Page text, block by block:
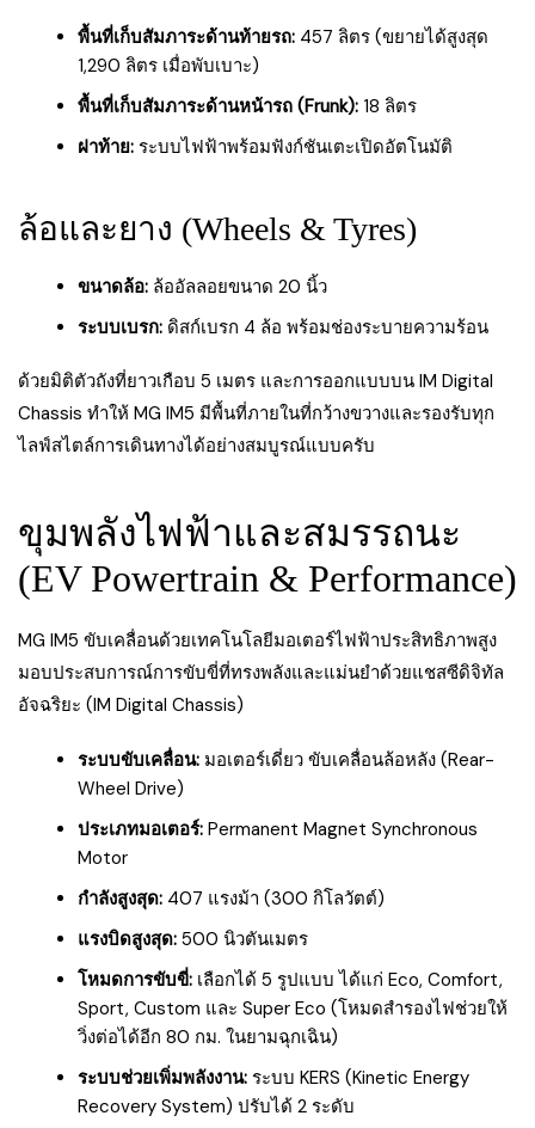
พื้นที่เก็บสัมภาระด้านท้ายรถ: 457 ลิตร (ขยายได้สูงสุด
1,290 ลิตร เมื่อพับเบาะ)
พื้นที่เก็บสัมภาระด้านหน้ารถ (Frunk): 18 ลิตร
ฝาท้าย: ระบบไฟฟ้าพร้อมฟังก์ชันเตะเปิดอัตโนมัติ
ล้อและยาง (Wheels & Tyres)
ขนาดล้อ: ล้ออัลลอยขนาด 20 นิ้ว
ระบบเบรก: ดิสก์เบรก 4 ล้อ พร้อมช่องระบายความร้อน
ด้วยมิติตัวถังที่ยาวเกือบ 5 เมตร และการออกแบบบน IM Digital
Chassis ทำให้ MG IM5 มีพื้นที่ภายในที่กว้างขวางและรองรับทุก
ไลฟ์สไตล์การเดินทางได้อย่างสมบูรณ์แบบครับ
ขุมพลังไฟฟ้าและสมรรถนะ
(EV Powertrain & Performance)
MG IM5 ขับเคลื่อนด้วยเทคโนโลยีมอเตอร์ไฟฟ้าประสิทธิภาพสูง
มอบประสบการณ์การขับขี่ที่ทรงพลังและแม่นยำด้วยแชสซีดิจิทัล
อัจฉริยะ (IM Digital Chassis)
ระบบขับเคลื่อน: มอเตอร์เดี่ยว ขับเคลื่อนล้อหลัง (Rear-
Wheel Drive)
ประเภทมอเตอร์: Permanent Magnet Synchronous
Motor
กำลังสูงสุด: 407 แรงม้า (300 กิโลวัตต์)
แรงบิดสูงสุด: 500 นิวตันเมตร
โหมดการขับขี่: เลือกได้ 5 รูปแบบ ได้แก่ Eco, Comfort,
Sport, Custom และ Super Eco (โหมดสำรองไฟช่วยให้
วิ่งต่อได้อีก 80 กม. ในยามฉุกเฉิน)
ระบบช่วยเพิ่มพลังงาน: ระบบ KERS (Kinetic Energy
Recovery System) ปรับได้ 2 ระดับ